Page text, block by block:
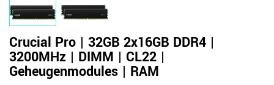
Crucial Pro | 32GB 2x16GB DDR4 |
3200MHz | DIMM | CL22 |
Geheugenmodules | RAM